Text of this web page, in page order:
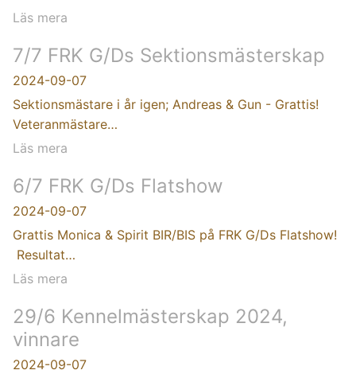
Läs mera
7/7 FRK G/Ds Sektionsmästerskap
2024-09-07
Sektionsmästare i år igen; Andreas & Gun - Grattis!
Veteranmästare…
Läs mera
6/7 FRK G/Ds Flatshow
2024-09-07
Grattis Monica & Spirit BIR/BIS på FRK G/Ds Flatshow!
Resultat…
Läs mera
29/6 Kennelmästerskap 2024,
vinnare
2024-09-07